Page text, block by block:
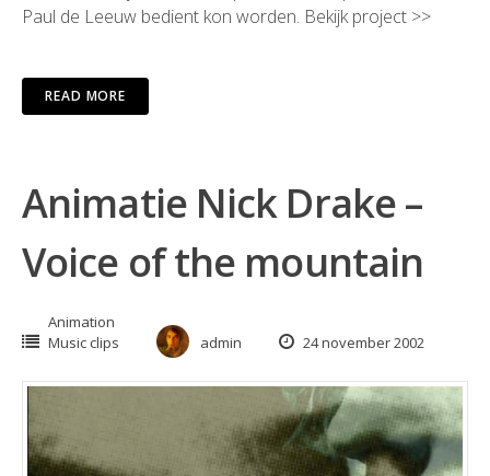
Paul de Leeuw bedient kon worden. Bekijk project >>
READ MORE
Animatie Nick Drake –
Voice of the mountain
Animation
Music clips
admin 24 november 2002